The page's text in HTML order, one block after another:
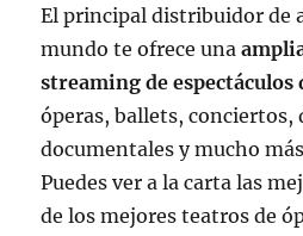
El principal distribuidor de
mundo te ofrece una
streaming de espectáculos
óperas, ballets, conciertos,
documentales y mucho
Puedes ver a la carta las
de los mejores teatros de